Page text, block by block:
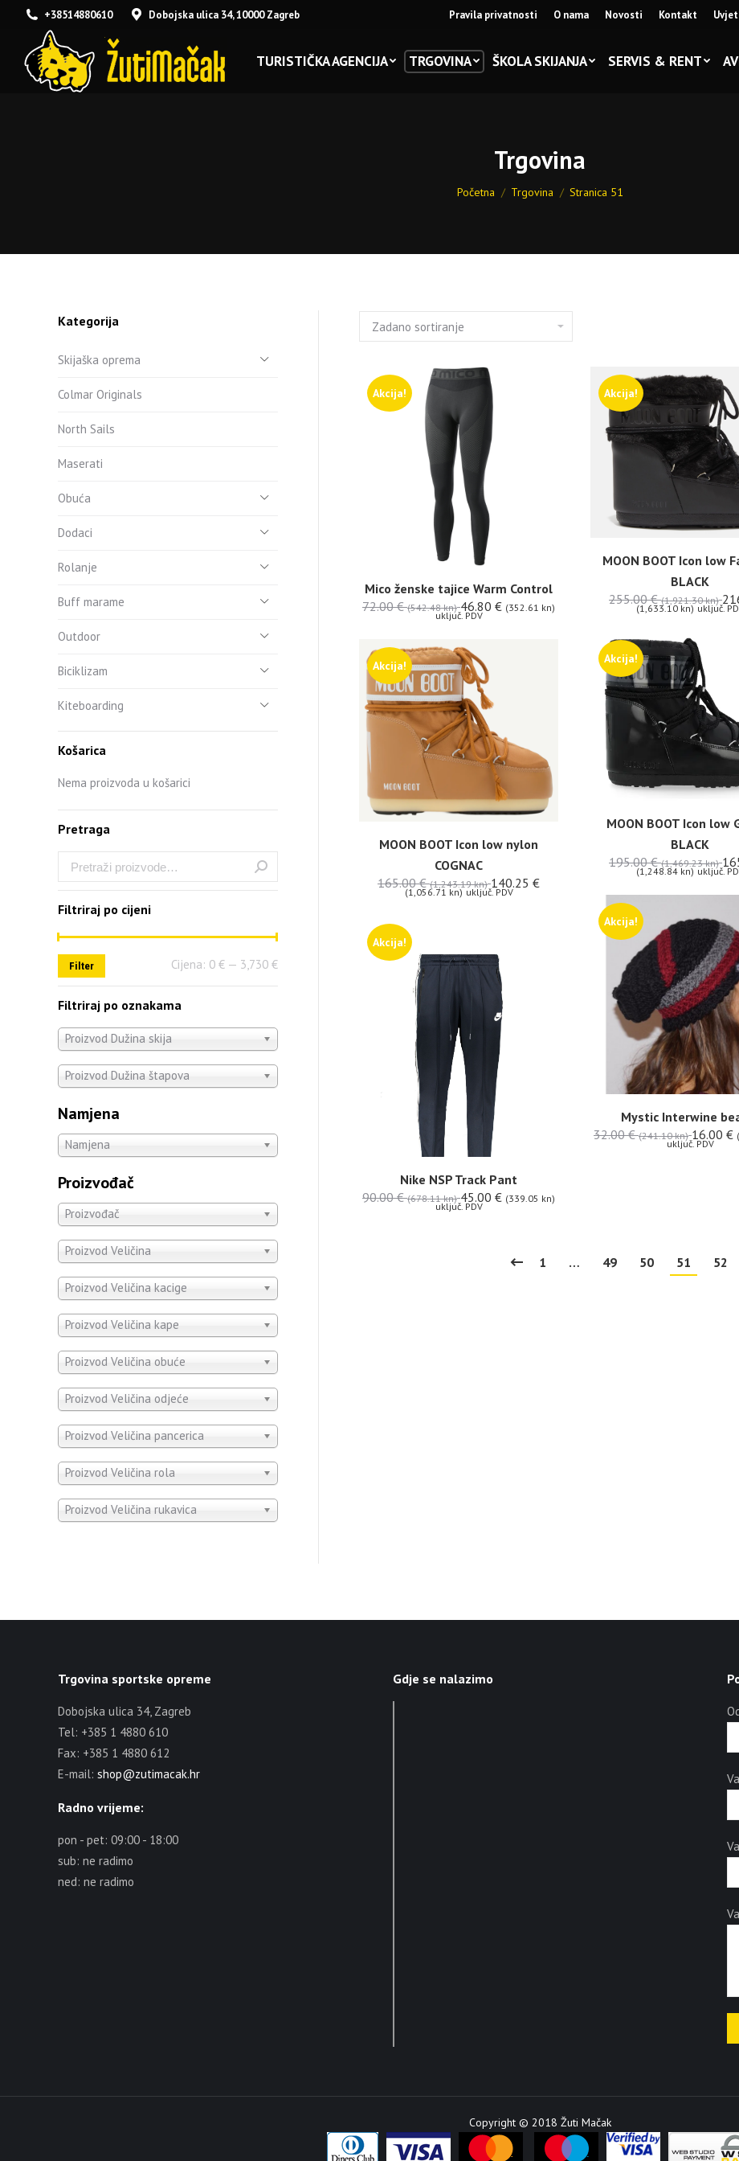
+38514880610 Dobojska ulica 34, 10000 Zagreb Pravila privatnosti O nama Novosti Kontakt
TURISTIČKA AGENCIJA TRGOVINA ŠKOLA SKIJANJA SERVIS & RENT
Trgovina
You are here:
Početna Trgovina Stranica 51
Akcija!
Mico ženske tajice Warm Control
72.00€ (542.48 kn) 46.80 € (352.61 kn)
uključ. PDV
Akcija!
MOON BOOT Icon low
BLACK
255.00€ (1,921.30 kn)
(1,633.10 kn) uključ.
Akcija!
MOON BOOT Icon low
BLACK
195.00€ (1,469.23 kn)
(1,248.84 kn) uključ.
Akcija!
MOON BOOT Icon low nylon
COGNAC
165.00€ (1,243.19 kn) 140.25 €
(1,056.71 kn) uključ. PDV
Akcija!
Mystic Interwine
32.00€ (241.10 kn) 16.00 €
uključ. PDV
Akcija!
Nike NSP Track Pant
90.00€ (678.11 kn) 45.00 € (339.05 kn)
uključ. PDV
1 … 49 50 51 52
Kategorija
Skijaška oprema
Colmar Originals
North Sails
Maserati
Obuća
Dodaci
Rolanje
Buff marame
Outdoor
Biciklizam
Kiteboarding
Košarica
Nema proizvoda u košarici
Pretraga
Filtriraj po cijeni
Filter Cijena: 0 € — 3,730 €
Filtriraj po oznakama
Proizvod Dužina skija
Proizvod Dužina štapova
Namjena
Namjena
Proizvođač
Proizvođač
Proizvod Veličina
Proizvod Veličina kacige
Proizvod Veličina kape
Proizvod Veličina obuće
Proizvod Veličina odjeće
Proizvod Veličina pancerica
Proizvod Veličina rola
Proizvod Veličina rukavica
Trgovina sportske opreme
Dobojska ulica 34, Zagreb
Tel: +385 1 4880 610
Fax: +385 1 4880 612
E-mail: shop@zutimacak.hr
Radno vrijeme:
pon - pet: 09:00 - 18:00
sub: ne radimo
ned: ne radimo
Gdje se nalazimo
Copyright © 2018 Žuti Mačak